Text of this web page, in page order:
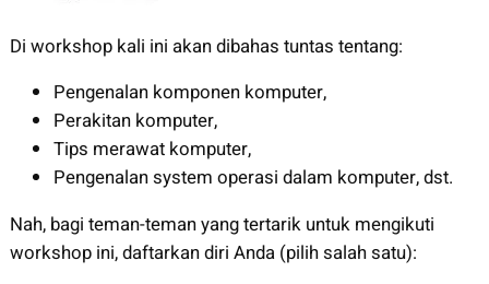
Di workshop kali ini akan dibahas tuntas tentang:
Pengenalan komponen komputer,
Perakitan komputer,
Tips merawat komputer,
Pengenalan system operasi dalam komputer, dst.
Nah, bagi teman-teman yang tertarik untuk mengikuti
workshop ini, daftarkan diri Anda (pilih salah satu):